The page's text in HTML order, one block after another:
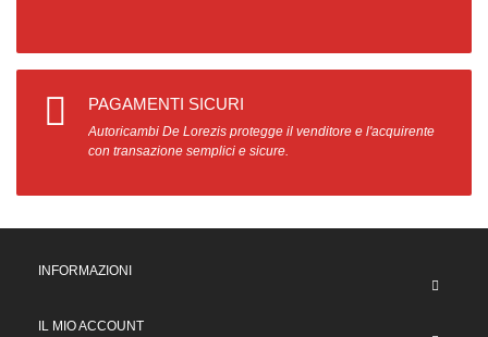
PAGAMENTI SICURI
Autoricambi De Lorezis protegge il venditore e l'acquirente
con transazione semplici e sicure.
INFORMAZIONI
IL MIO ACCOUNT